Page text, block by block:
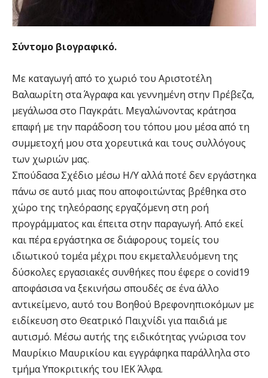
Σύντομο βιογραφικό.
Με καταγωγή από το χωριό του Αριστοτέλη
Βαλαωρίτη στα Άγραφα και γεννημένη στην Πρέβεζα,
μεγάλωσα στο Παγκράτι. Μεγαλώνοντας κράτησα
επαφή με την παράδοση του τόπου μου μέσα από τη
συμμετοχή μου στα χορευτικά και τους συλλόγους
των χωριών μας.
Σπούδασα Σχέδιο μέσω Η/Υ αλλά ποτέ δεν εργάστηκα
πάνω σε αυτό μιας που αποφοιτώντας βρέθηκα στο
χώρο της τηλεόρασης εργαζόμενη στη ροή
προγράμματος και έπειτα στην παραγωγή. Από εκεί
και πέρα εργάστηκα σε διάφορους τομείς του
ιδιωτικού τομέα μέχρι που εκμεταλλευόμενη της
δύσκολες εργασιακές συνθήκες που έφερε ο covid19
αποφάσισα να ξεκινήσω σπουδές σε ένα άλλο
αντικείμενο, αυτό του Βοηθού Βρεφονηπιοκόμων με
ειδίκευση στο Θεατρικό Παιχνίδι για παιδιά με
αυτισμό. Μέσω αυτής της ειδικότητας γνώρισα τον
Μαυρίκιο Μαυρικίου και εγγράφηκα παράλληλα στο
τμήμα Υποκριτικής του ΙΕΚ Άλφα.